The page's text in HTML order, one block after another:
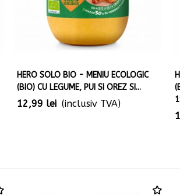
HERO SOLO BIO - MENIU ECOLOGIC
(BIO) CU LEGUME, PUI SI OREZ SI...
12,99 lei (inclusiv TVA)